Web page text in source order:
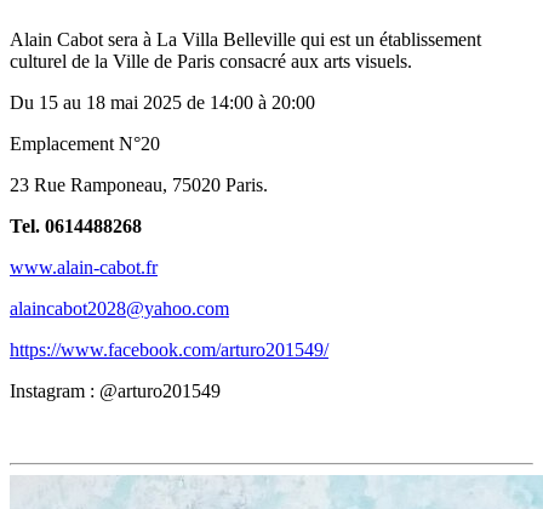
Alain Cabot sera à La Villa Belleville qui est un établissement
culturel de la Ville de Paris consacré aux arts visuels.
Du 15 au 18 mai 2025 de 14:00 à 20:00
Emplacement N°20
23 Rue Ramponeau, 75020 Paris.
Tel. 0614488268
www.alain-cabot.fr
alaincabot2028@yahoo.com
https://www.facebook.com/arturo201549/
Instagram : @arturo201549